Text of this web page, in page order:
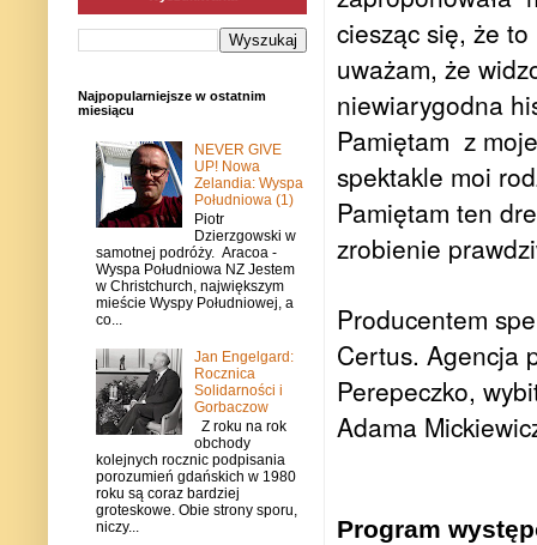
ciesząc się, że
uważam, że
niewiarygodna
Pamiętam z
spektakle moi
Pamiętam ten
zrobienie
Producentem
Certus. Agencja
Perepeczko,
Adama
Program
Najpopularniejsze w ostatnim
miesiącu
NEVER GIVE
UP! Nowa
Zelandia: Wyspa
Południowa (1)
Piotr
Dzierzgowski w
samotnej podróży. Aracoa -
Wyspa Południowa NZ Jestem
w Christchurch, największym
mieście Wyspy Południowej, a
co...
Jan Engelgard:
Rocznica
Solidarności i
Gorbaczow
Z roku na rok
obchody
kolejnych rocznic podpisania
porozumień gdańskich w 1980
roku są coraz bardziej
groteskowe. Obie strony sporu,
niczy...